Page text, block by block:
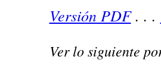
Versión PDF. . .
Ver lo siguiente